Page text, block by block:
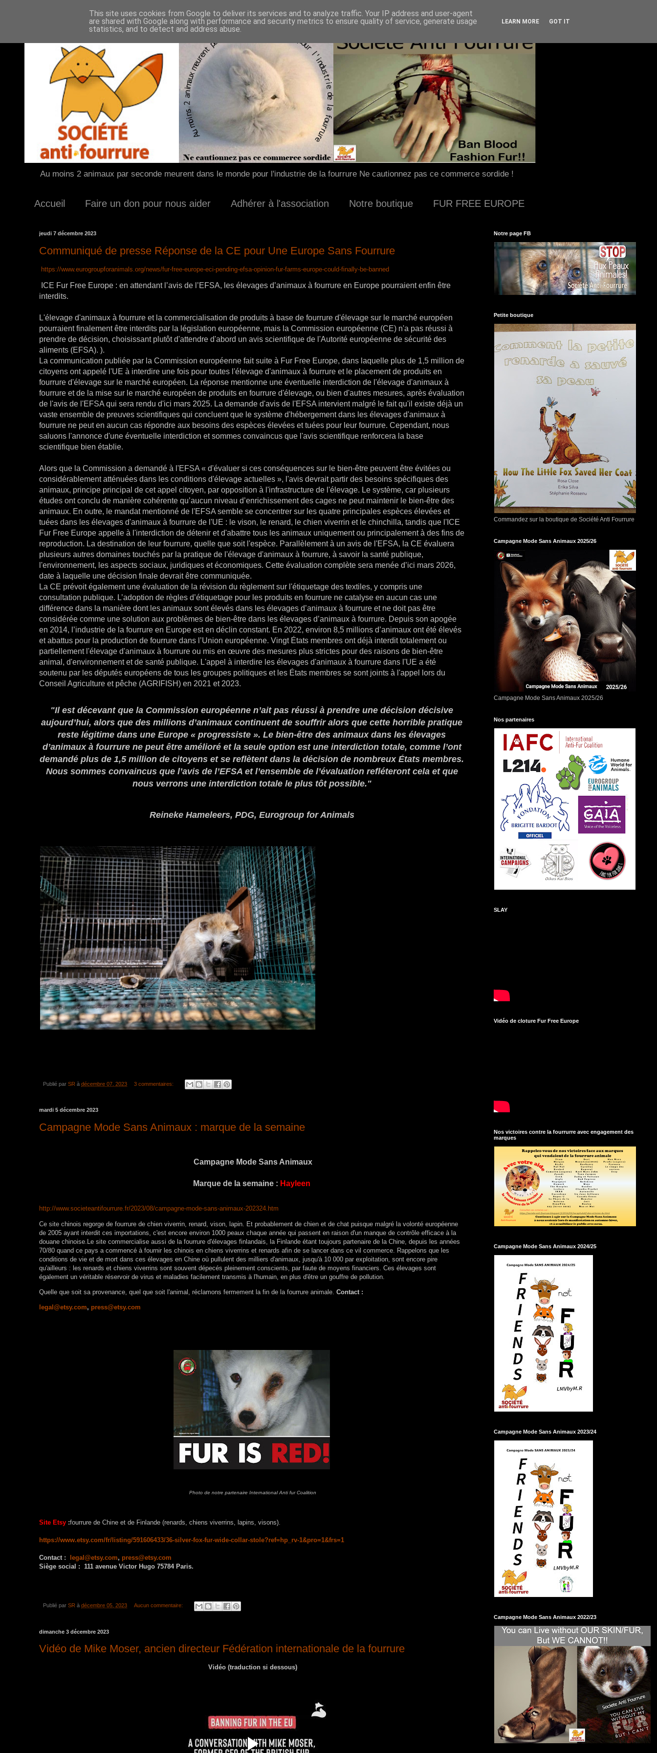
Au moins 2 animaux par seconde meurent dans le monde pour l'industrie de la fourrure Ne cautionnez pas ce commerce sordide !
Accueil Faire un don pour nous aider Adhérer à l'association Notre boutique FUR FREE EUROPE
jeudi 7 décembre 2023
Communiqué de presse Réponse de la CE pour Une Europe Sans Fourrure
https://www.eurogroupforanimals.org/news/fur-free-europe-eci-pending-efsa-opinion-fur-farms-europe-could-finally-be-banned
ICE Fur Free Europe : en attendant l’avis de l’EFSA, les élevages d’animaux à fourrure en Europe pourraient enfin être
interdits.
L'élevage d'animaux à fourrure et la commercialisation de produits à base de fourrure d'élevage sur le marché européen
pourraient finalement être interdits par la législation européenne, mais la Commission européenne (CE) n'a pas réussi à
prendre de décision, choisissant plutôt d'attendre d'abord un avis scientifique de l'Autorité européenne de sécurité des
aliments (EFSA). ).
La communication publiée par la Commission européenne fait suite à Fur Free Europe, dans laquelle plus de 1,5 million de
citoyens ont appelé l'UE à interdire une fois pour toutes l'élevage d'animaux à fourrure et le placement de produits en
fourrure d'élevage sur le marché européen. La réponse mentionne une éventuelle interdiction de l'élevage d'animaux à
fourrure et de la mise sur le marché européen de produits en fourrure d'élevage, ou bien d'autres mesures, après évaluation
de l'avis de l'EFSA qui sera rendu d'ici mars 2025. La demande d'avis de l'EFSA intervient malgré le fait qu'il existe déjà un
vaste ensemble de preuves scientifiques qui concluent que le système d'hébergement dans les élevages d'animaux à
fourrure ne peut en aucun cas répondre aux besoins des espèces élevées et tuées pour leur fourrure. Cependant, nous
saluons l'annonce d'une éventuelle interdiction et sommes convaincus que l'avis scientifique renforcera la base
scientifique bien établie.
Alors que la Commission a demandé à l'EFSA « d'évaluer si ces conséquences sur le bien-être peuvent être évitées ou
considérablement atténuées dans les conditions d'élevage actuelles », l'avis devrait partir des besoins spécifiques des
animaux, principe principal de cet appel citoyen, par opposition à l'infrastructure de l'élevage. Le système, car plusieurs
études ont conclu de manière cohérente qu’aucun niveau d’enrichissement des cages ne peut maintenir le bien-être des
animaux. En outre, le mandat mentionné de l'EFSA semble se concentrer sur les quatre principales espèces élevées et
tuées dans les élevages d'animaux à fourrure de l'UE : le vison, le renard, le chien viverrin et le chinchilla, tandis que l'ICE
Fur Free Europe appelle à l'interdiction de détenir et d'abattre tous les animaux uniquement ou principalement à des fins de
reproduction. La destination de leur fourrure, quelle que soit l'espèce. Parallèlement à un avis de l'EFSA, la CE évaluera
plusieurs autres domaines touchés par la pratique de l'élevage d'animaux à fourrure, à savoir la santé publique,
l'environnement, les aspects sociaux, juridiques et économiques. Cette évaluation complète sera menée d’ici mars 2026,
date à laquelle une décision finale devrait être communiquée.
La CE prévoit également une évaluation de la révision du règlement sur l'étiquetage des textiles, y compris une
consultation publique. L’adoption de règles d’étiquetage pour les produits en fourrure ne catalyse en aucun cas une
différence dans la manière dont les animaux sont élevés dans les élevages d’animaux à fourrure et ne doit pas être
considérée comme une solution aux problèmes de bien-être dans les élevages d’animaux à fourrure. Depuis son apogée
en 2014, l’industrie de la fourrure en Europe est en déclin constant. En 2022, environ 8,5 millions d’animaux ont été élevés
et abattus pour la production de fourrure dans l’Union européenne. Vingt États membres ont déjà interdit totalement ou
partiellement l'élevage d'animaux à fourrure ou mis en œuvre des mesures plus strictes pour des raisons de bien-être
animal, d'environnement et de santé publique. L'appel à interdire les élevages d'animaux à fourrure dans l'UE a été
soutenu par les députés européens de tous les groupes politiques et les États membres se sont joints à l'appel lors du
Conseil Agriculture et pêche (AGRIFISH) en 2021 et 2023.
"Il est décevant que la Commission européenne n’ait pas réussi à prendre une décision décisive
aujourd’hui, alors que des millions d’animaux continuent de souffrir alors que cette horrible pratique
reste légitime dans une Europe « progressiste ». Le bien-être des animaux dans les élevages
d’animaux à fourrure ne peut être amélioré et la seule option est une interdiction totale, comme l’ont
demandé plus de 1,5 million de citoyens et se reflètent dans la décision de nombreux États membres.
Nous sommes convaincus que l’avis de l’EFSA et l’ensemble de l’évaluation refléteront cela et que
nous verrons une interdiction totale le plus tôt possible."
Reineke Hameleers, PDG, Eurogroup for Animals
Publié par SR à décembre 07, 2023 3 commentaires:
mardi 5 décembre 2023
Campagne Mode Sans Animaux : marque de la semaine
Campagne Mode Sans Animaux
Marque de la semaine : Hayleen
http://www.societeantifourrure.fr/2023/08/campagne-mode-sans-animaux-202324.htm
Ce site chinois regorge de fourrure de chien viverrin, renard, vison, lapin. Et probablement de chien et de chat puisque malgré la volonté européenne
de 2005 ayant interdit ces importations, c'est encore environ 1000 peaux chaque année qui passent en raison d'un manque de contrôle efficace à la
douane chinoise.Le site commercialise aussi de la fourrure d'élevages finlandais, la Finlande étant toujours partenaire de la Chine, depuis les années
70/80 quand ce pays a commencé à fournir les chinois en chiens viverrins et renards afin de se lancer dans ce vil commerce. Rappelons que les
conditions de vie et de mort dans ces élevages en Chine où pullulent des milliers d'animaux, jusqu'à 10 000 par exploitation, sont encore pire
qu'ailleurs : les renards et chiens viverrins sont souvent dépecés pleinement conscients, par faute de moyens financiers. Ces élevages sont
également un véritable réservoir de virus et maladies facilement transmis à l'humain, en plus d'être un gouffre de pollution.
Quelle que soit sa provenance, quel que soit l'animal, réclamons fermement la fin de la fourrure animale. Contact :
legal@etsy.com, press@etsy.com
Photo de notre partenaire International Anti fur Coalition
Site Etsy :fourrure de Chine et de Finlande (renards, chiens viverrins, lapins, visons).
https://www.etsy.com/fr/listing/591606433/36-silver-fox-fur-wide-collar-stole?ref=hp_rv-1&pro=1&frs=1
Contact : legal@etsy.com, press@etsy.com
Siège social : 111 avenue Victor Hugo 75784 Paris.
Publié par SR à décembre 05, 2023 Aucun commentaire:
dimanche 3 décembre 2023
Vidéo de Mike Moser, ancien directeur Fédération internationale de la fourrure
Vidéo (traduction si dessous)
Notre page FB
Petite boutique
Commandez sur la boutique de Société Anti Fourrure
Campagne Mode Sans Animaux 2025/26
Campagne Mode Sans Animaux 2025/26
Nos partenaires
SLAY
Vidéo de cloture Fur Free Europe
Nos victoires contre la fourrurre avec engagement des
marques
Campagne Mode Sans Animaux 2024/25
Campagne Mode Sans Animaux 2023/24
Campagne Mode Sans Animaux 2022/23
This site uses cookies from Google to deliver its services and to analyze traffic. Your IP address and user-agent
are shared with Google along with performance and security metrics to ensure quality of service, generate usage
statistics, and to detect and address abuse.
LEARN MORE GOT IT